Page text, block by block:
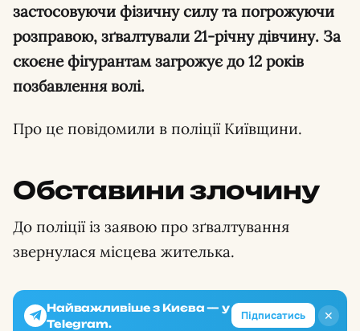
застосовуючи фізичну силу та погрожуючи
розправою, зґвалтували 21-річну дівчину. За
скоєне фігурантам загрожує до 12 років
позбавлення волі.
Про це повідомили в поліції Київщини.
Обставини злочину
До поліції із заявою про зґвалтування
звернулася місцева жителька.
✕
Найважливіше з Києва — у
Telegram.
Підписатись